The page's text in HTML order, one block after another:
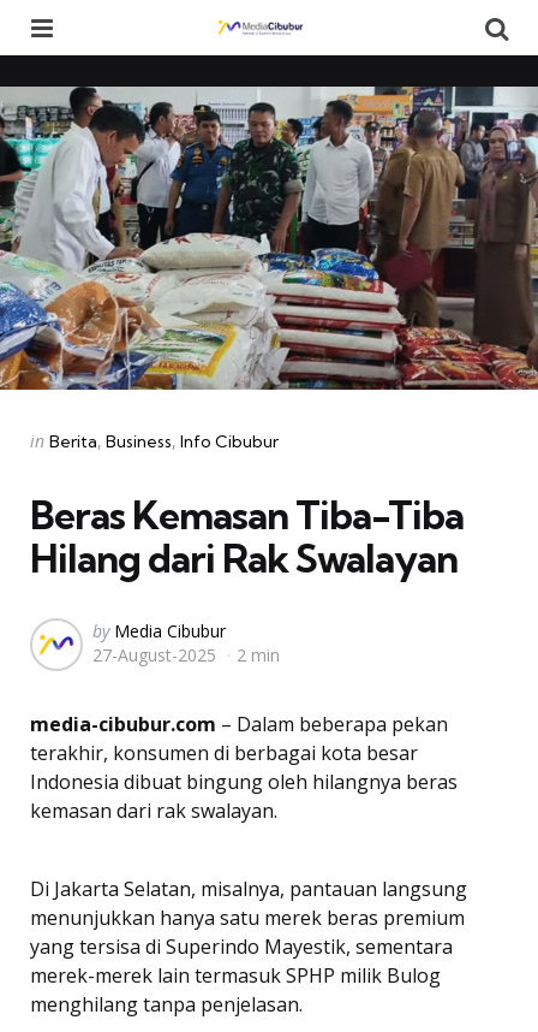
Categories
Posted
in Berita Business Info Cibubur
Beras Kemasan Tiba-Tiba
Hilang dari Rak Swalayan
Posted
by
by Media Cibubur
27-August-2025
2 min
media-cibubur.com – Dalam beberapa pekan
terakhir, konsumen di berbagai kota besar
Indonesia dibuat bingung oleh hilangnya beras
kemasan dari rak swalayan.
Di Jakarta Selatan, misalnya, pantauan langsung
menunjukkan hanya satu merek beras premium
yang tersisa di Superindo Mayestik, sementara
merek-merek lain termasuk SPHP milik Bulog
menghilang tanpa penjelasan.